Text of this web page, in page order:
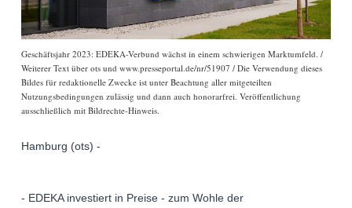
Geschäftsjahr 2023: EDEKA-Verbund wächst in einem schwierigen Marktumfeld. /
Weiterer Text über ots und www.presseportal.de/nr/51907 / Die Verwendung dieses
Bildes für redaktionelle Zwecke ist unter Beachtung aller mitgeteilten
Nutzungsbedingungen zulässig und dann auch honorarfrei. Veröffentlichung
ausschließlich mit Bildrechte-Hinweis.
Hamburg (ots) -
- EDEKA investiert in Preise - zum Wohle der